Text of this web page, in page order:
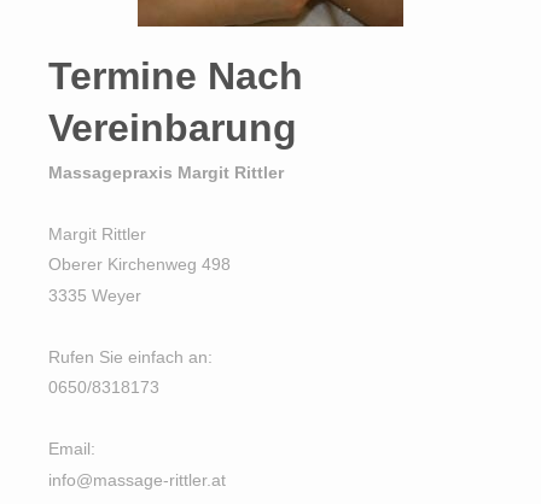
Termine Nach
Vereinbarung
Massagepraxis Margit Rittler
Margit Rittler
Oberer Kirchenweg 498
3335 Weyer
Rufen Sie einfach an:
0650/8318173
Email:
info@massage-rittler.at